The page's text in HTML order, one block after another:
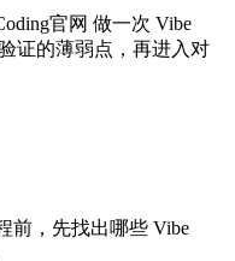
官网 做一次 Vibe
证的薄弱点，再进入对
前，先找出哪些 Vibe